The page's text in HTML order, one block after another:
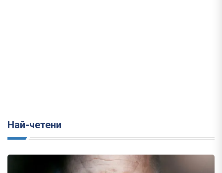
Най-четени